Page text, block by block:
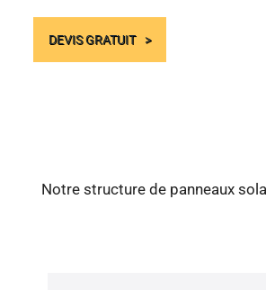
DEVIS GRATUIT
Notre structure de panneaux